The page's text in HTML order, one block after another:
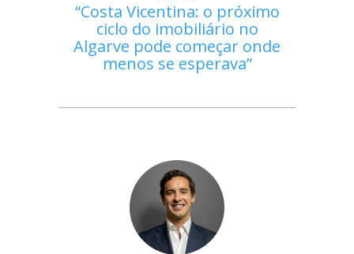
Costa Vicentina: o próximo
ciclo do imobiliário no
Algarve pode começar onde
menos se esperava